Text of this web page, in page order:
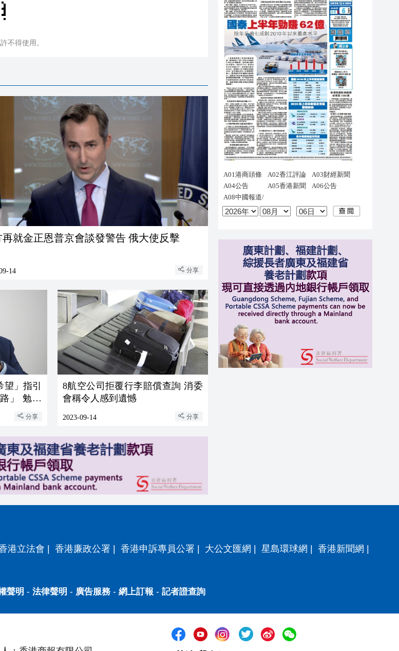
不得使用。
再就金正恩普京會談發警告 俄大使反擊
14 分享
」指引
」 勉勵
分享
8航空公司拒覆行李賠償查詢 消委
會稱令人感到遺憾
2023-09-14 分享
港立法會 | 香港廉政公署 | 香港申訴專員公署 | 大公文匯網 | 星島環球網 | 香港新聞網 |
聲明 - 法律聲明 - 廣告服務- 網上訂報 - 記者證查詢